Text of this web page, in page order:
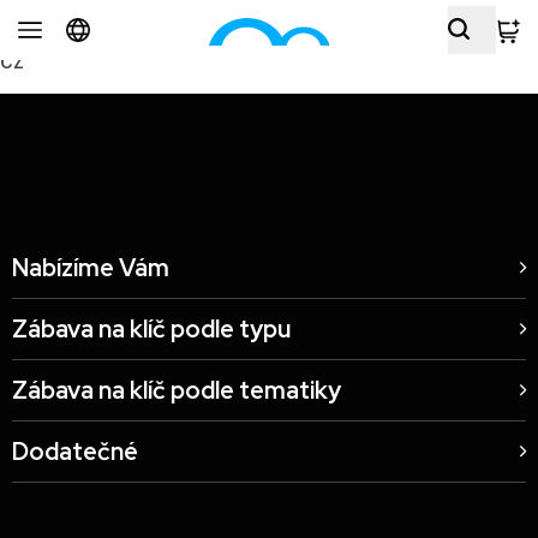
Sportovní zábava – simulátor tenisu Koscom watches, Praha,
CZ
Nabízíme Vám
Zábava na klíč podle typu
Zábava na klíč podle tematiky
Dodatečné